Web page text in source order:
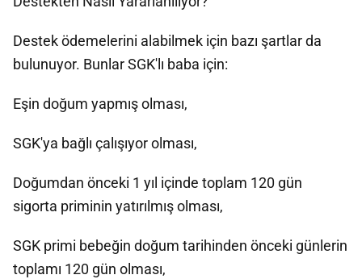
Destek ödemelerini alabilmek için bazı şartlar da
bulunuyor. Bunlar SGK'lı baba için:
Eşin doğum yapmış olması,
SGK'ya bağlı çalışıyor olması,
Doğumdan önceki 1 yıl içinde toplam 120 gün
sigorta priminin yatırılmış olması,
SGK primi bebeğin doğum tarihinden önceki günlerin
toplamı 120 gün olması,